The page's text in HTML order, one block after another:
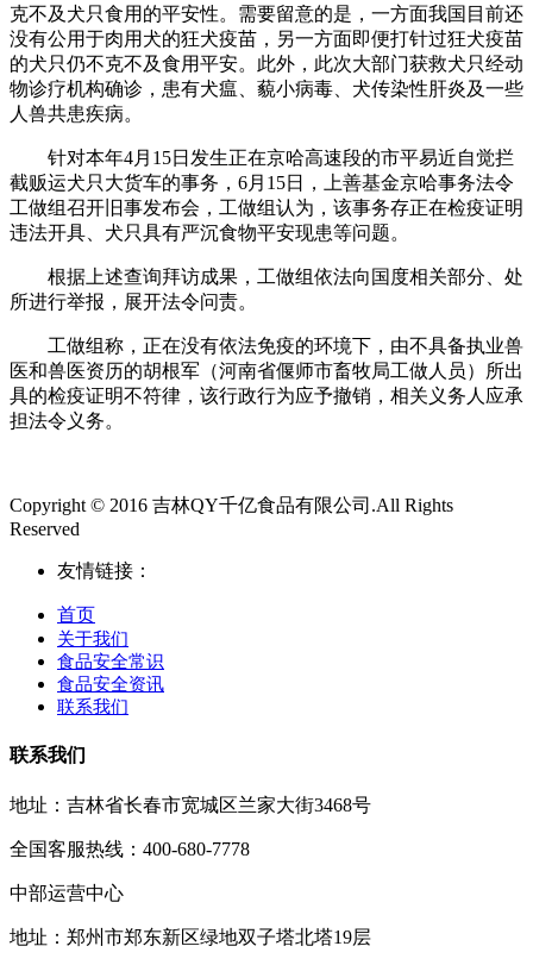
克不及犬只食用的平安性。需要留意的是，一方面我国目前还
没有公用于肉用犬的狂犬疫苗，另一方面即便打针过狂犬疫苗
的犬只仍不克不及食用平安。此外，此次大部门获救犬只经动
物诊疗机构确诊，患有犬瘟、藐小病毒、犬传染性肝炎及一些
人兽共患疾病。
针对本年4月15日发生正在京哈高速段的市平易近自觉拦
截贩运犬只大货车的事务，6月15日，上善基金京哈事务法令
工做组召开旧事发布会，工做组认为，该事务存正在检疫证明
违法开具、犬只具有严沉食物平安现患等问题。
根据上述查询拜访成果，工做组依法向国度相关部分、处
所进行举报，展开法令问责。
工做组称，正在没有依法免疫的环境下，由不具备执业兽
医和兽医资历的胡根军（河南省偃师市畜牧局工做人员）所出
具的检疫证明不符律，该行政行为应予撤销，相关义务人应承
担法令义务。
Copyright © 2016 吉林QY千亿食品有限公司.All Rights
Reserved
友情链接：
首页
关于我们
食品安全常识
食品安全资讯
联系我们
联系我们
地址：吉林省长春市宽城区兰家大街3468号
全国客服热线：400-680-7778
中部运营中心
地址：郑州市郑东新区绿地双子塔北塔19层